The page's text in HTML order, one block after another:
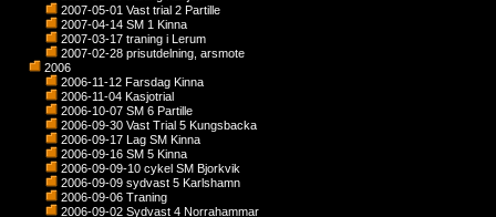
2007-05-01 Vast trial 2 Partille
2007-04-14 SM 1 Kinna
2007-03-17 traning i Lerum
2007-02-28 prisutdelning, arsmote
2006
2006-11-12 Farsdag Kinna
2006-11-04 Kasjotrial
2006-10-07 SM 6 Partille
2006-09-30 Vast Trial 5 Kungsbacka
2006-09-17 Lag SM Kinna
2006-09-16 SM 5 Kinna
2006-09-09-10 cykel SM Bjorkvik
2006-09-09 sydvast 5 Karlshamn
2006-09-06 Traning
2006-09-02 Sydvast 4 Norrahammar